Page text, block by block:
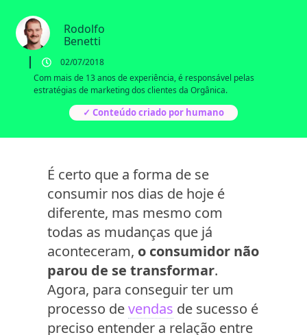
Rodolfo
Benetti
02/07/2018
Com mais de 13 anos de experiência, é responsável pelas
estratégias de marketing dos clientes da Orgânica.
✓ Conteúdo criado por humano
É certo que a forma de se
consumir nos dias de hoje é
diferente, mas mesmo com
todas as mudanças que já
aconteceram, o consumidor não
parou de se transformar.
Agora, para conseguir ter um
processo devendas de sucesso é
preciso entender a relação entre